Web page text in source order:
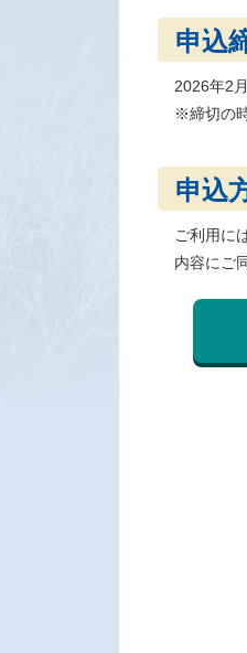
申込
2026年2
※締切の
申込
ご利用に
内容にご